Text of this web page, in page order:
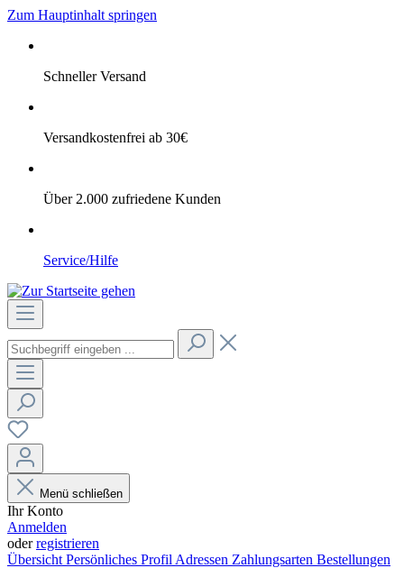
Zum Hauptinhalt springen
Schneller Versand
Versandkostenfrei ab 30€
Über 2.000 zufriedene Kunden
Service/Hilfe
Menü schließen
Ihr Konto
Anmelden
oderregistrieren
Übersicht Persönliches Profil Adressen Zahlungsarten Bestellungen